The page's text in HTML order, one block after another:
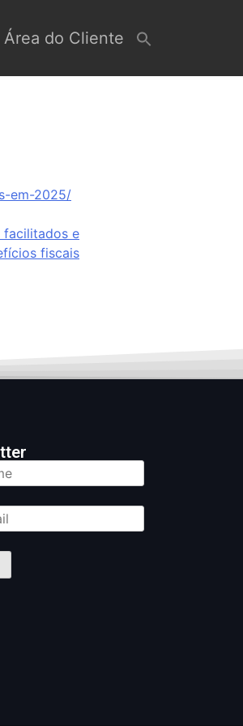
Área do Cliente
em-2025/
facilitados e
fiscais